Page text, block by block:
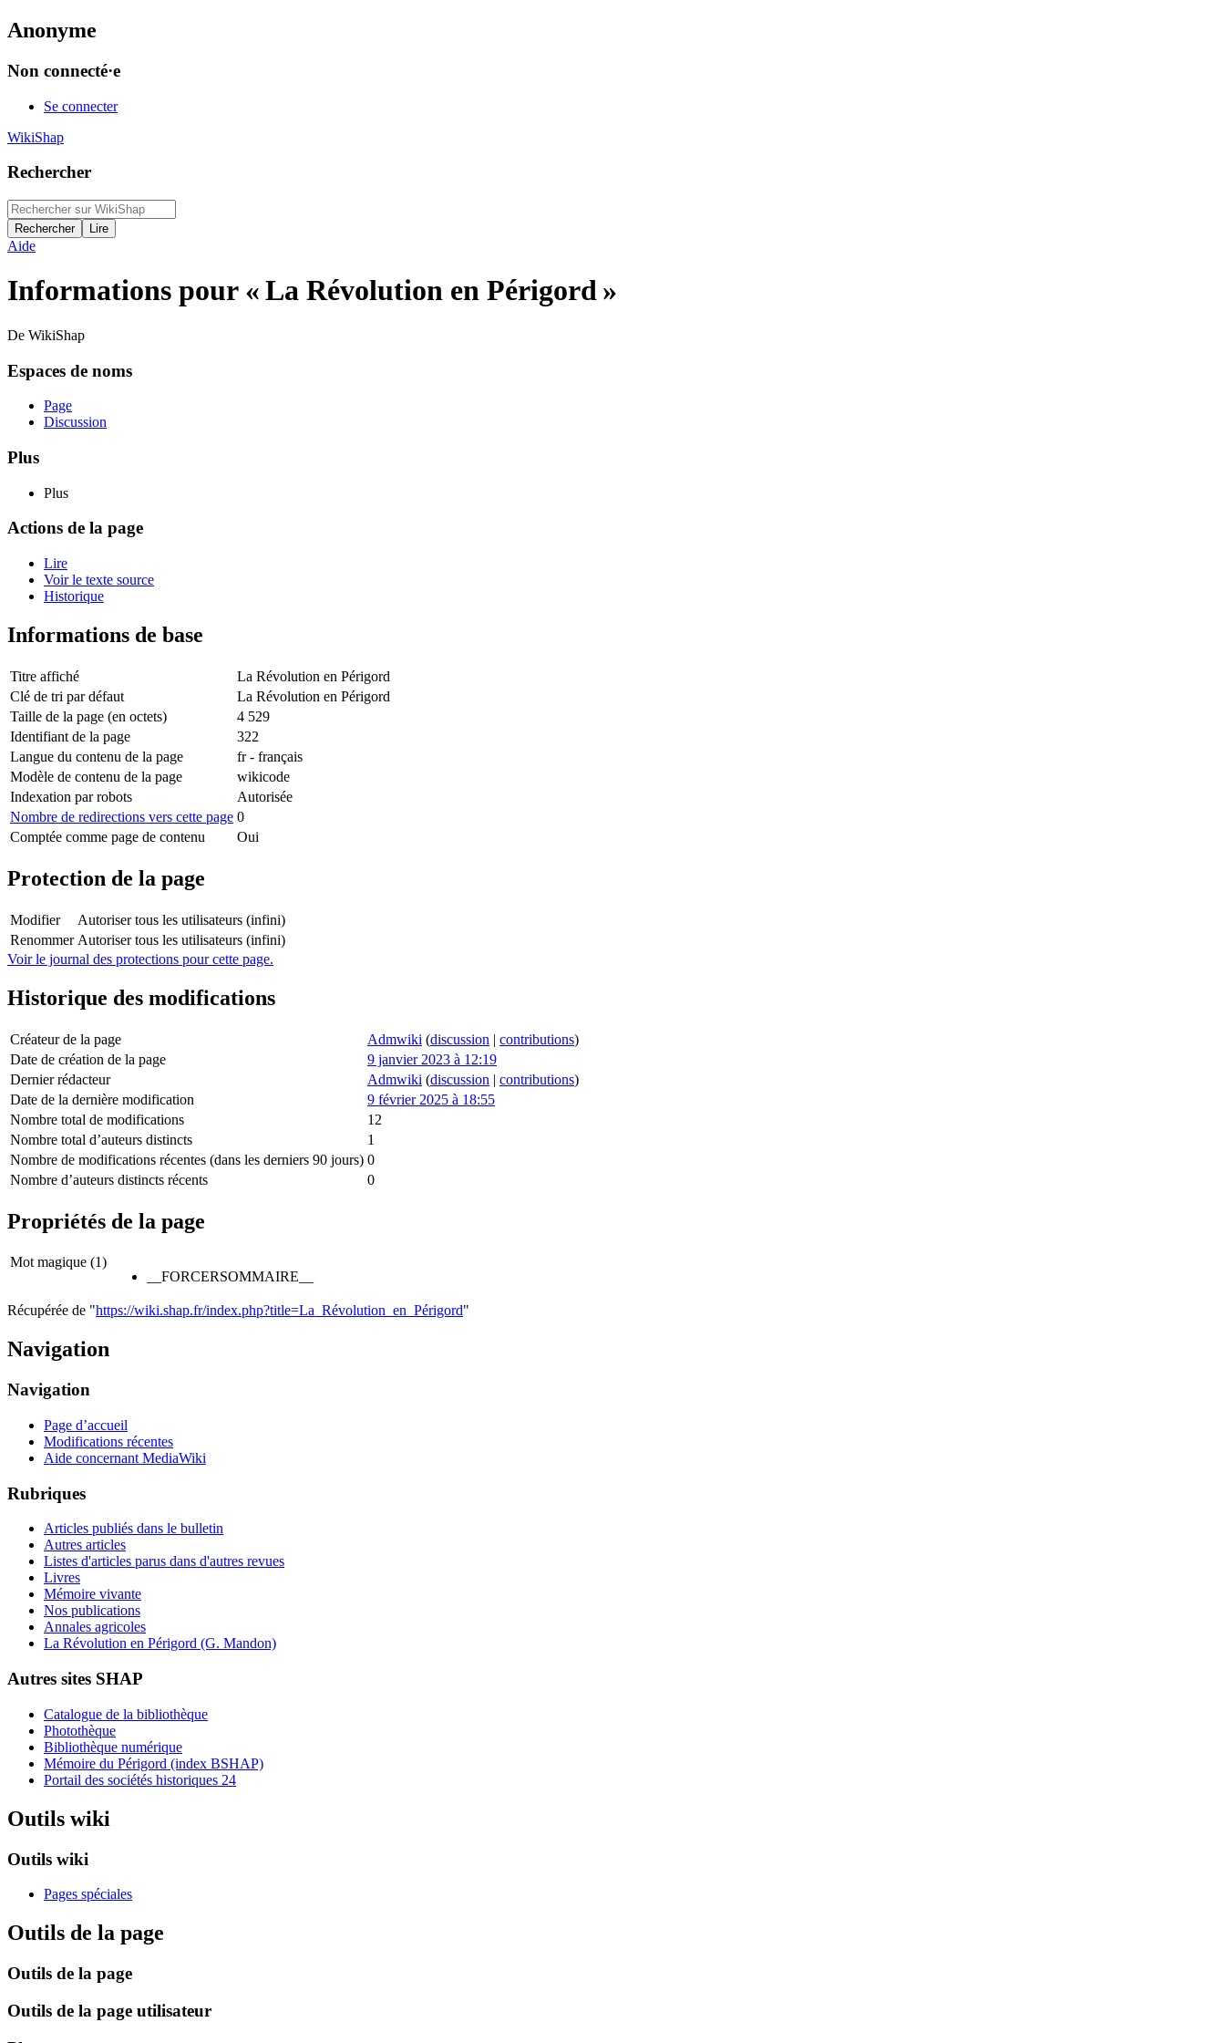
Anonyme
Non connecté·e
Se connecter
WikiShap
Rechercher
Aide
Informations pour « La Révolution en Périgord »
De WikiShap
Espaces de noms
Page
Discussion
Plus
Plus
Actions de la page
Lire
Voir le texte source
Historique
Informations de base
Titre affiché
La Révolution en Périgord
Clé de tri par défaut
La Révolution en Périgord
Taille de la page (en octets)
4 529
Identifiant de la page
322
Langue du contenu de la page
fr - français
Modèle de contenu de la page
wikicode
Indexation par robots
Autorisée
Nombre de redirections vers cette page 0
Comptée comme page de contenu
Oui
Protection de la page
Modifier
Autoriser tous les utilisateurs (infini)
Renommer Autoriser tous les utilisateurs (infini)
Voir le journal des protections pour cette page.
Historique des modifications
Créateur de la page Admwiki (discussion | contributions)
Date de création de la page
9 janvier 2023 à 12:19
Dernier rédacteur
Admwiki (discussion | contributions)
Date de la dernière modification
9 février 2025 à 18:55
Nombre total de modifications
12
Nombre total d’auteurs distincts
1
Nombre de modifications récentes (dans les derniers 90 jours) 0
Nombre d’auteurs distincts récents
0
Propriétés de la page
Mot magique (1)
__FORCERSOMMAIRE__
Récupérée de "https://wiki.shap.fr/index.php?title=La_Révolution_en_Périgord"
Navigation
Navigation
Page d’accueil
Modifications récentes
Aide concernant MediaWiki
Rubriques
Articles publiés dans le bulletin
Autres articles
Listes d'articles parus dans d'autres revues
Livres
Mémoire vivante
Nos publications
Annales agricoles
La Révolution en Périgord (G. Mandon)
Autres sites SHAP
Catalogue de la bibliothèque
Photothèque
Bibliothèque numérique
Mémoire du Périgord (index BSHAP)
Portail des sociétés historiques 24
Outils wiki
Outils wiki
Pages spéciales
Outils de la page
Outils de la page
Outils de la page utilisateur